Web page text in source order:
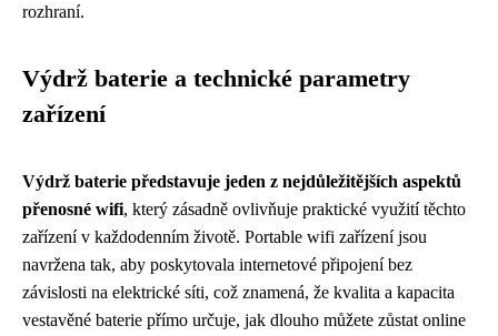
rozhraní.
Výdrž baterie a technické parametry
zařízení
Výdrž baterie představuje jeden z nejdůležitějších aspektů
přenosné wifi, který zásadně ovlivňuje praktické využití těchto
zařízení v každodenním životě. Portable wifi zařízení jsou
navržena tak, aby poskytovala internetové připojení bez
závislosti na elektrické síti, což znamená, že kvalita a kapacita
vestavěné baterie přímo určuje, jak dlouho můžete zůstat online